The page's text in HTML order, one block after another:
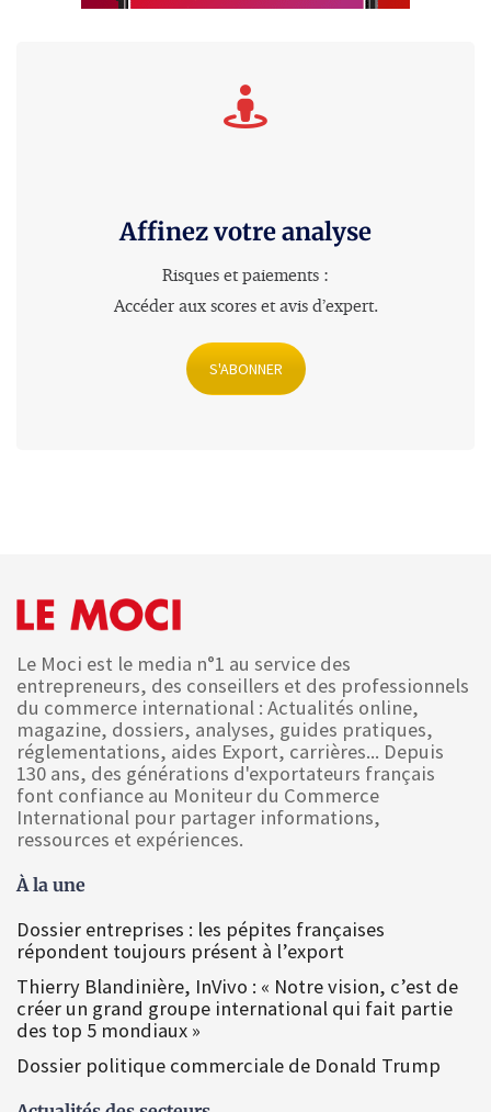
Affinez votre analyse
Risques et paiements :
Accéder aux scores et avis d’expert.
S'ABONNER
Le Moci est le media n°1 au service des
entrepreneurs, des conseillers et des professionnels
du commerce international : Actualités online,
magazine, dossiers, analyses, guides pratiques,
réglementations, aides Export, carrières... Depuis
130 ans, des générations d'exportateurs français
font confiance au Moniteur du Commerce
International pour partager informations,
ressources et expériences.
À la une
Dossier entreprises : les pépites françaises
répondent toujours présent à l’export
Thierry Blandinière, InVivo : « Notre vision, c’est de
créer un grand groupe international qui fait partie
des top 5 mondiaux »
Dossier politique commerciale de Donald Trump